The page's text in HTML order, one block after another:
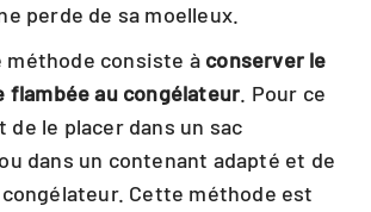
perde de sa moelleux.
méthode consiste à conserver le
flambée au congélateur. Pour ce
le placer dans un sac
dans un contenant adapté et de
Cette méthode est